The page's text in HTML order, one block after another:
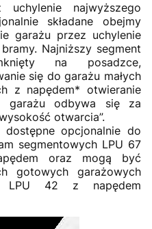
uchylenie najwyższego
składane obejmy
garażu przez uchylenie
Najniższy segment
na posadzce,
się do garażu małych
z napędem* otwieranie
garażu odbywa się za
otwarcia”.
dostępne opcjonalnie do
segmentowych LPU 67
oraz mogą być
gotowych garażowych
LPU 42 z napędem